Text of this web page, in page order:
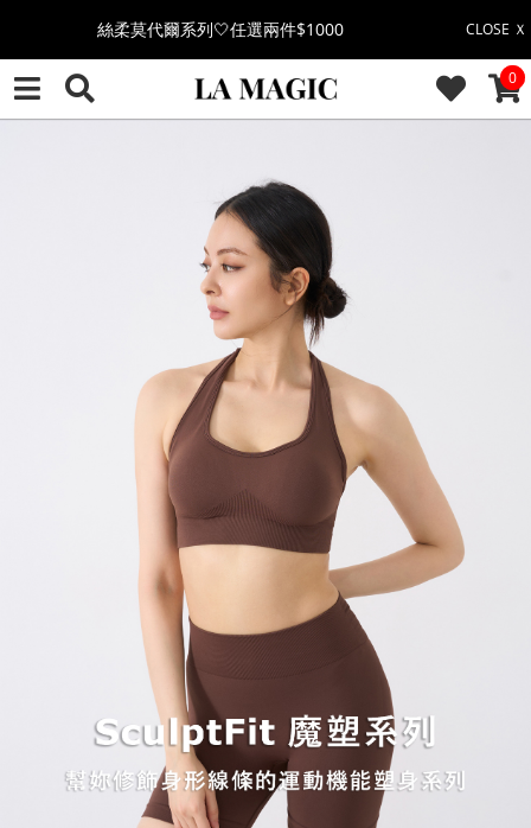
CLOSE Ｘ
果凍棉系列⭐2件$1100|4件$2000|6件$2700
萊卡棉系列💫 2件$1100 | 4件$2000 | 6件$2700
🎉週年慶全館88折(特價品除外/於結帳顯示)🎉
感恩回饋價🎁零修圖系列$399起>
全館滿$3000即贈「夏日條紋草編包」👜
絲柔莫代爾系列🤍任選兩件$1000
0